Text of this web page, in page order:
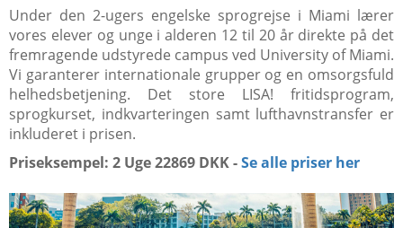
Under den 2-ugers engelske sprogrejse i Miami lærer
vores elever og unge i alderen 12 til 20 år direkte på det
fremragende udstyrede campus ved University of Miami.
Vi garanterer internationale grupper og en omsorgsfuld
helhedsbetjening. Det store LISA! fritidsprogram,
sprogkurset, indkvarteringen samt lufthavnstransfer er
inkluderet i prisen.
Priseksempel: 2 Uge 22869 DKK -Se alle priser her